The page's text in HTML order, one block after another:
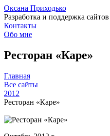
Оксана Приходько
Разработка и поддержка сайтов
Контакты
Обо мне
Ресторан «Каре»
Главная
Все сайты
2012
Ресторан «Каре»